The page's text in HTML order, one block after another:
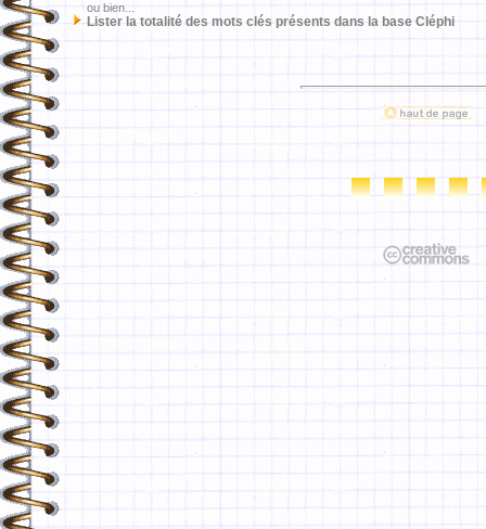
ou bien...
Lister la totalité des mots clés présents dans la base Cléphi